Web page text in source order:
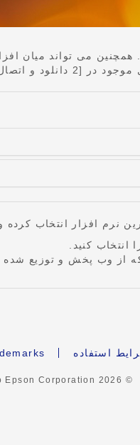
کنید.
از وب پخش و توزیع
استفاده
© Seiko Epson Corporation
2026